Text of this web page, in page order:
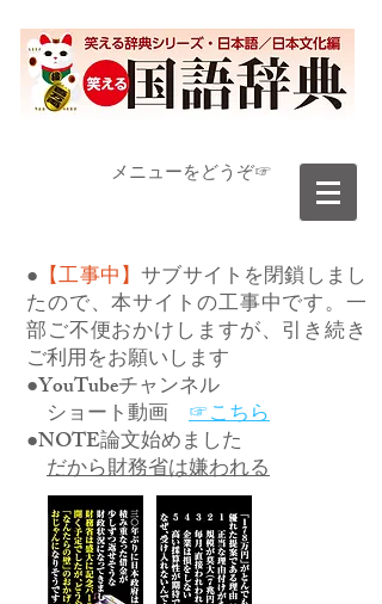
​メニューをどうぞ☞
● 【工事中】サブサイトを閉鎖しまし
たので、本サイトの工事中です。一
部ご不便おかけしますが、引き続き
ご利用をお願いします
●YouTubeチャンネル
ショート動画 ☞こちら
●NOTE論文始めました
だから財務省は嫌われる